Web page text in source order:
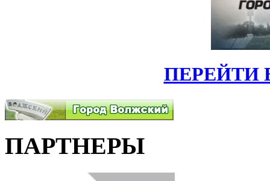
ПЕРЕЙТИ
ПАРТНЕРЫ